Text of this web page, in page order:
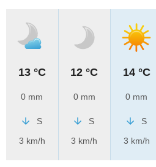
13 °C
0 mm
S
3 km/h
12 °C
0 mm
S
3 km/h
14 °C
0 mm
S
3 km/h